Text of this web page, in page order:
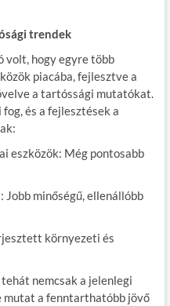
trendek
volt, hogy egyre több
piacába, fejlesztve a
a tartóssági mutatókat.
és a fejlesztések a
eszközök: Még pontosabb
minőségű, ellenállóbb
környezeti és
nemcsak a jelenlegi
mutat a fenntarthatóbb jövő